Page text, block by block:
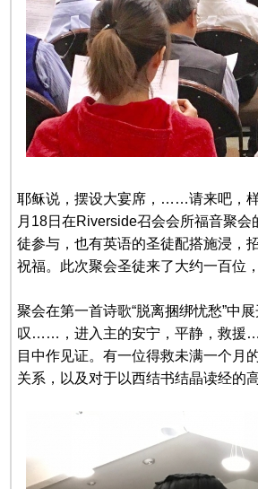
耶稣说，摆设大宴席，……请来吧，
月18日在Riverside召会会所福音聚
徒参与，也有英语的圣徒配搭施浸，
祝福。此次聚会圣徒来了大约一百位
聚会在第一首诗歌“脱离捆绑忧愁”中
叹……，进入主的安宁，平静，救援
目中作见证。有一位得救未满一个月
关系，以及对于以西结书结晶读经的